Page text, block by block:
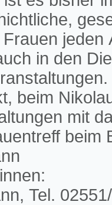
in den
beim
mit
beim
Tel.